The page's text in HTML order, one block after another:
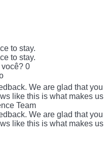
to stay.
to stay.
você? 0
We are glad that you
like this is what makes us
Team
We are glad that you
like this is what makes us